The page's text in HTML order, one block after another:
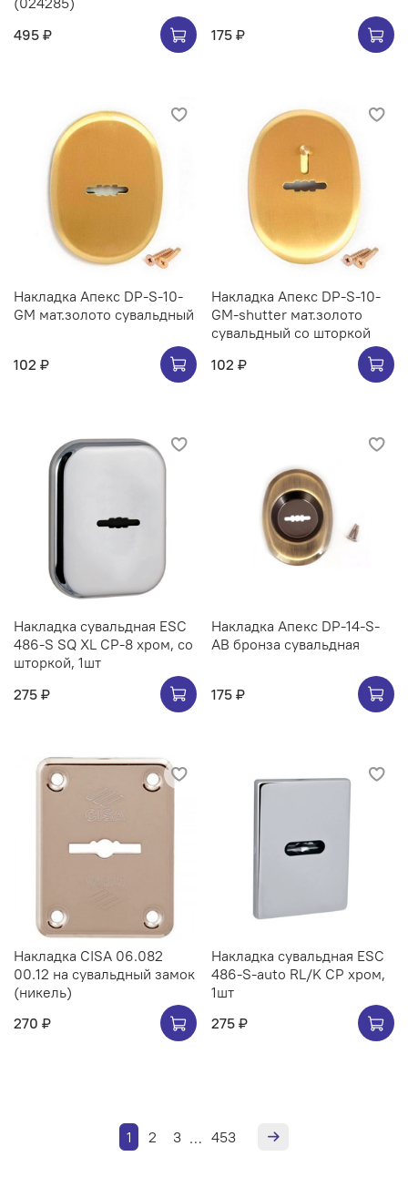
495 ₽
175 ₽
Накладка Апекс DP-S-10-
GM мат.золото сувальдный
102 ₽
Накладка Апекс DP-S-10-
GM-shutter мат.золото
сувальдный со шторкой
102 ₽
Накладка сувальдная ESC
486-S SQ XL CP-8 хром, со
шторкой, 1шт
275 ₽
Накладка Апекс DP-14-S-
AB бронза сувальдная
175 ₽
Накладка CISA 06.082
00.12 на сувальдный замок
(никель)
270 ₽
Накладка сувальдная ESC
486-S-auto RL/K CP хром,
1шт
275 ₽
1 2 3 … 453